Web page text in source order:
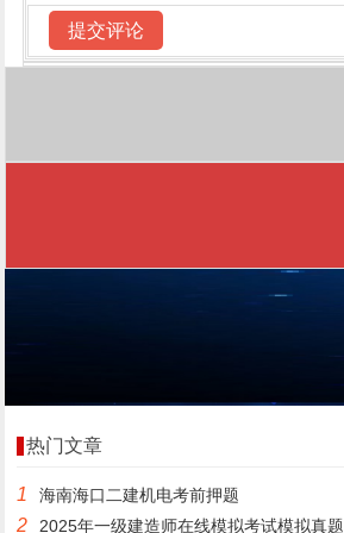
热门文章
1 海南海口二建机电考前押题
2 2025年一级建造师在线模拟考试模拟真题